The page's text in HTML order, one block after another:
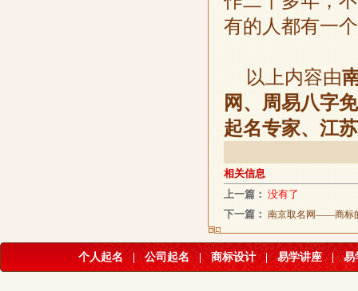
有的人都有一
以上内容由
网、周易八字
起名专家、江
相关信息
上一篇： 没有了
下一篇： 南京取名网——商标
个人起名 公司起名 | 商标设计 | 易学讲座 | 易